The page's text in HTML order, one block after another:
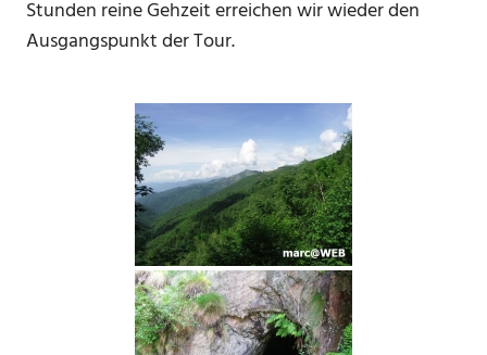
Stunden reine Gehzeit erreichen wir wieder den
Ausgangspunkt der Tour.